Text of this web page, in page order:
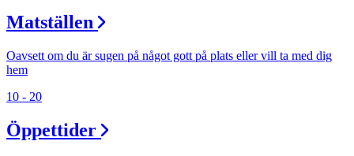
Matställen
Oavsett om du är sugen på något gott på plats eller vill ta med dig
hem
10 - 20
Öppettider